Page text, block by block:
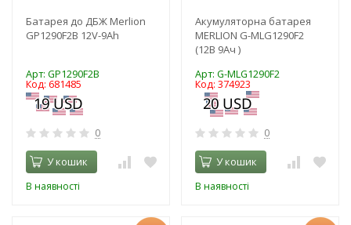
Батарея до ДБЖ Merlion
GP1290F2B 12V-9Ah
Арт: GP1290F2B
Код: 681485
0
У кошик
В наявності
Акумуляторна батарея
MERLION G-MLG1290F2
(12В 9Ач )
Арт: G-MLG1290F2
Код: 374923
0
У кошик
В наявності